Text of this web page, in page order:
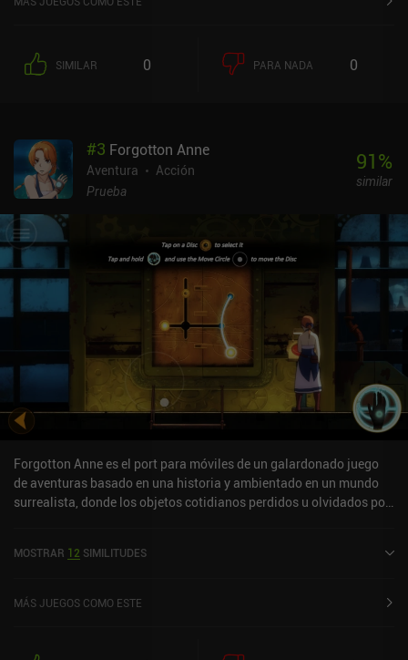
SIMILAR 0 PARA NADA 0
#3 Forgotton Anne
Aventura
Acción
Prueba
91%
similar
Forgotton Anne es el port para móviles de un galardonado juego
de aventuras basado en una historia y ambientado en un mundo
surrealista, donde los objetos cotidianos perdidos u olvidados por
intenta desesperadamente volver al mundo real junto a su mentor.
que el mundo y las personas que la rodean no son lo que parecen, y
por bellos escenarios, interactuar con el entorno, conversar con
MOSTRAR 12 SIMILITUDES
MÁS JUEGOS COMO ESTE